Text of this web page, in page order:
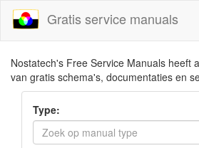
Gratis service manuals
Nostatech's Free Service Manuals heeft
van gratis schema's, documentaties en
Type: